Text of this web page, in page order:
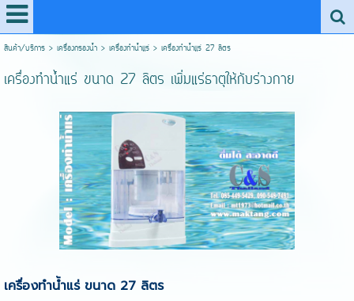
สินค้า/บริการ> เครื่องกรองน้ำ> เครื่องทำน้ำแร่> เครื่องทำน้ำแร่ 27 ลิตร
เครื่องทำน้ำแร่ ขนาด 27 ลิตร เพิ่มแร่ธาตุให้กับร่างกาย
เครื่องทำน้ำแร่ขนาด 27 ลิตร